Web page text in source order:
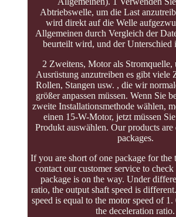
Abtriebswelle, um die Last
wird direkt auf die Welle
Allgemeinen durch Vergleich der
beurteilt wird, und der Unterschied
2 Zweitens, Motor als Stromquelle,
Ausrüstung anzutreiben es gibt viele
Rollen, Stangen usw. , die wir
größer anpassen müssen. Wenn Sie
zweite Installationsmethode wählen,
einen 15-W-Motor, jetzt müssen
Produkt auswählen. Our products
packages.
If you are short of one package for the
contact our customer service to
package is on the way. Under
ratio, the output shaft speed is
speed is equal to the motor speed of
the deceleration ratio.